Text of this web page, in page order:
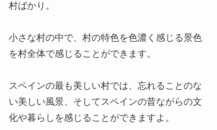
村ばかり。
小さな村の中で、村の特色を色濃く感じる景色
を村全体で感じることができます。
スペインの最も美しい村では、忘れることのな
い美しい風景、そしてスペインの昔ながらの文
化や暮らしを感じることができますよ。